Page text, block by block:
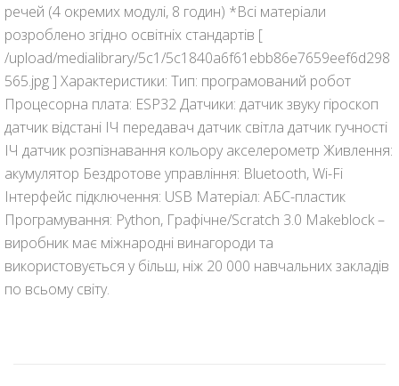
речей (4 окремих модулі, 8 годин) *Всі матеріали
розроблено згідно освітніх стандартів [
/upload/medialibrary/5c1/5c1840a6f61ebb86e7659eef6d298
565.jpg ] Характеристики: Тип: програмований робот
Процесорна плата: ESP32 Датчики: датчик звуку гіроскоп
датчик відстані ІЧ передавач датчик світла датчик гучності
ІЧ датчик розпізнавання кольору акселерометр Живлення:
акумулятор Бездротове управління: Bluetooth, Wi-Fi
Інтерфейс підключення: USB Матеріал: АБС-пластик
Програмування: Python, Графічне/Scratch 3.0 Makeblock –
виробник має міжнародні винагороди та
використовується у більш, ніж 20 000 навчальних закладів
по всьому світу.